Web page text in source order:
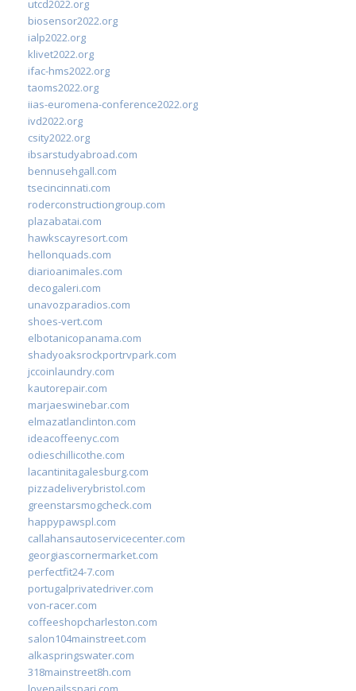
utcd2022.org
biosensor2022.org
ialp2022.org
klivet2022.org
ifac-hms2022.org
taoms2022.org
iias-euromena-conference2022.org
ivd2022.org
csity2022.org
ibsarstudyabroad.com
bennusehgall.com
tsecincinnati.com
roderconstructiongroup.com
plazabatai.com
hawkscayresort.com
hellonquads.com
diarioanimales.com
decogaleri.com
unavozparadios.com
shoes-vert.com
elbotanicopanama.com
shadyoaksrockportrvpark.com
jccoinlaundry.com
kautorepair.com
marjaeswinebar.com
elmazatlanclinton.com
ideacoffeenyc.com
odieschillicothe.com
lacantinitagalesburg.com
pizzadeliverybristol.com
greenstarsmogcheck.com
happypawspl.com
callahansautoservicecenter.com
georgiascornermarket.com
perfectfit24-7.com
portugalprivatedriver.com
von-racer.com
coffeeshopcharleston.com
salon104mainstreet.com
alkaspringswater.com
318mainstreet8h.com